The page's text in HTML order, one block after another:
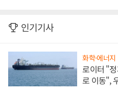
인기기사
화학·에너지
로이터 "
로 이동",